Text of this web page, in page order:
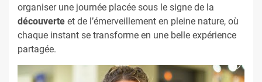
organiser une journée placée sous le signe de la
découverte et de l’émerveillement en pleine nature, où
chaque instant se transforme en une belle expérience
partagée.